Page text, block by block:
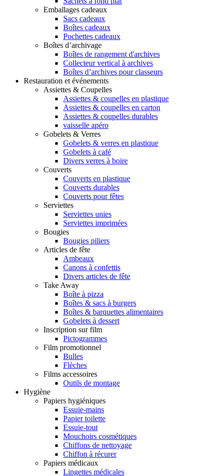
Emballages cadeaux
Sacs cadeaux
Boîtes cadeaux
Pochettes cadeaux
Boîtes d’archivage
Boîtes de rangement d'archives
Collecteur vertical à archives
Boîtes d’archives pour classeurs
Restauration et événements
Assiettes & Coupelles
Assiettes & coupelles en plastique
Assiettes & coupelles en carton
Assiettes & coupelles durables
vaisselle apéro
Gobelets & Verres
Gobelets & verres en plastique
Gobelets à café
Divers verres à boire
Couverts
Couverts en plastique
Couverts durables
Couverts pour fêtes
Serviettes
Serviettes unies
Serviettes imprimées
Bougies
Bougies piliers
Articles de fête
Ambeaux
Canons à confettis
Divers articles de fête
Take Away
Boîte à pizza
Boîtes & sacs à burgers
Boîtes & barquettes alimentaires
Gobelets à dessert
Inscription sur film
Pictogrammes
Film promotionnel
Bulles
Flèches
Films accessoires
Outils de montage
Hygiène
Papiers hygiéniques
Essuie-mains
Papier toilette
Essuie-tout
Mouchoirs cosmétiques
Chiffons de nettoyage
Chiffon à récurer
Papiers médicaux
Lingettes médicales